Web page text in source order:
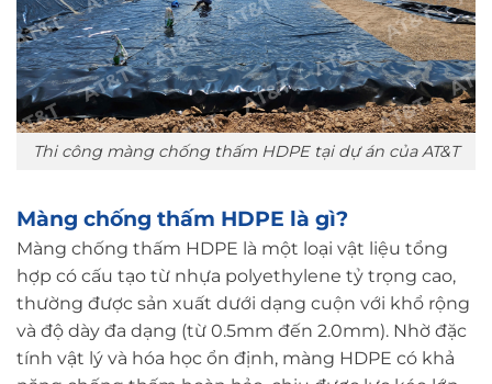
Thi công màng chống thấm HDPE tại dự án của AT&T
Màng chống thấm HDPE là gì?
Màng chống thấm HDPE là một loại vật liệu tổng
hợp có cấu tạo từ nhựa polyethylene tỷ trọng cao,
thường được sản xuất dưới dạng cuộn với khổ rộng
và độ dày đa dạng (từ 0.5mm đến 2.0mm). Nhờ đặc
tính vật lý và hóa học ổn định, màng HDPE có khả